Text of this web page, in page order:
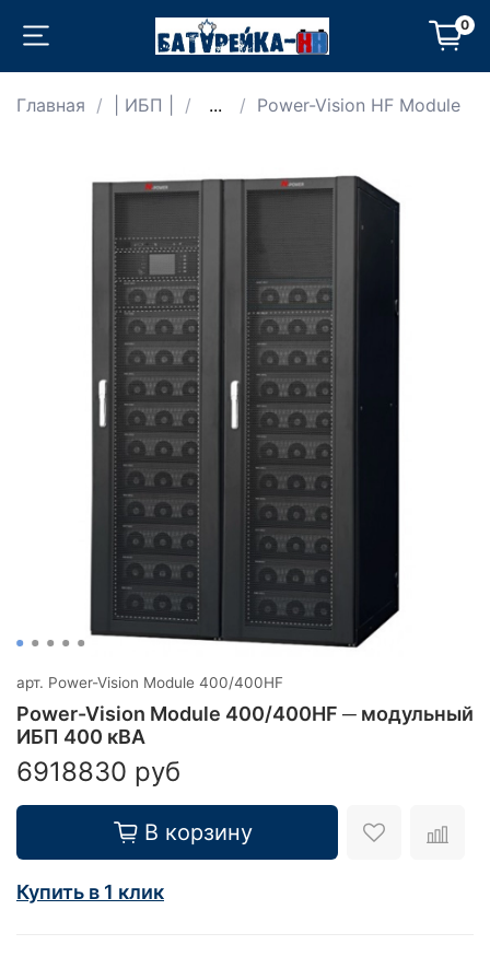
0
Главная | ИБП | ... Power-Vision HF Module
арт. Power-Vision Module 400/400HF
Power-Vision Module 400/400HF ─ модульный
ИБП 400 кВА
6918830 руб
В корзину
Купить в 1 клик